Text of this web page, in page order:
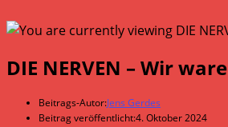
DIE NERVEN – Wir
Beitrags-Autor:Jens Gerdes
Beitrag veröffentlicht:4. Oktober 2024